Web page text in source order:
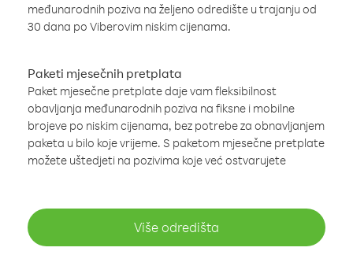
međunarodnih poziva na željeno odredište u trajanju od
30 dana po Viberovim niskim cijenama.
Paketi mjesečnih pretplata
Paket mjesečne pretplate daje vam fleksibilnost
obavljanja međunarodnih poziva na fiksne i mobilne
brojeve po niskim cijenama, bez potrebe za obnavljanjem
paketa u bilo koje vrijeme. S paketom mjesečne pretplate
možete uštedjeti na pozivima koje već ostvarujete
Više odredišta